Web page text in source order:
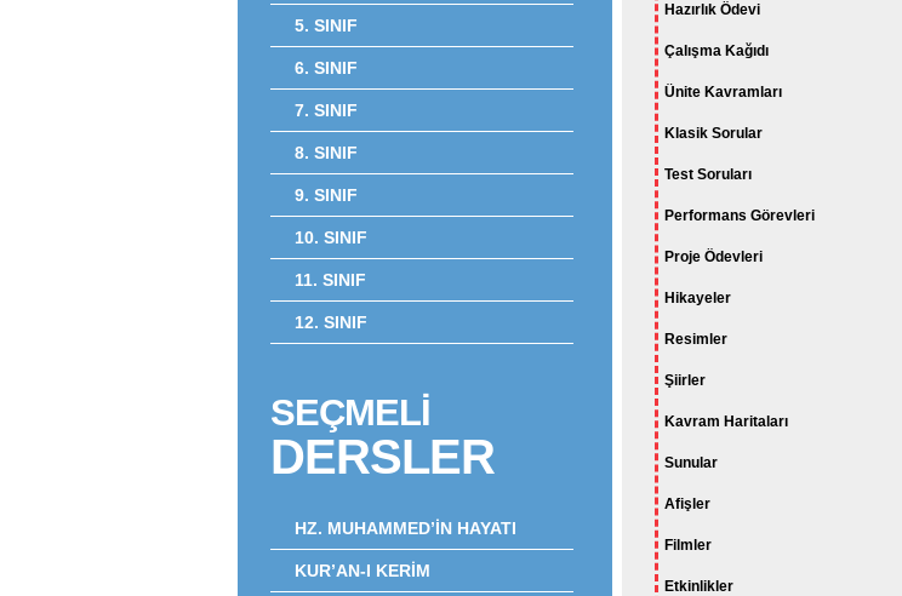
5. SINIF
6. SINIF
7. SINIF
8. SINIF
9. SINIF
10. SINIF
11. SINIF
12. SINIF
SEÇMELİ
DERSLER
HZ. MUHAMMED’İN HAYATI
KUR’AN-I KERİM
Hazırlık Ödevi
Çalışma Kağıdı
Ünite Kavramları
Klasik Sorular
Test Soruları
Performans Görevleri
Proje Ödevleri
Hikayeler
Resimler
Şiirler
Kavram Haritaları
Sunular
Afişler
Filmler
Etkinlikler